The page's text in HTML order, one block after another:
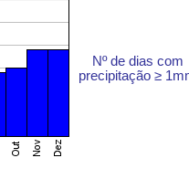
Nº de dias com
precipitação ≥